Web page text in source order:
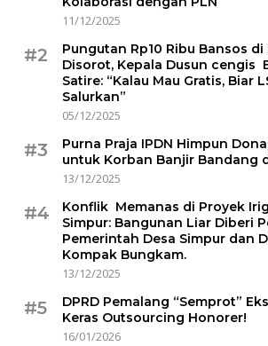
11/12/2025
#2
Pungutan Rp10 Ribu Bansos
Disorot, Kepala Dusun cengis
Satire: “Kalau Mau Gratis, Biar
Salurkan”
05/12/2025
#3
Purna Praja IPDN Himpun
untuk Korban Banjir Bandang
13/12/2025
#4
Konflik Memanas di Proyek
Simpur: Bangunan Liar Diberi
Pemerintah Desa Simpur dan
Kompak Bungkam.
13/12/2025
#5
DPRD Pemalang “Semprot”
Keras Outsourcing Honorer!
16/01/2026